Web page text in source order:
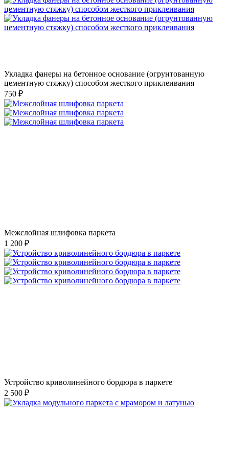
Укладка фанеры на бетонное основание (огрунтованную
цементную стяжку) способом жесткого приклеивания
750 ₽
Межслойная шлифовка паркета
1 200 ₽
Устройство криволинейного бордюра в паркете
2 500 ₽